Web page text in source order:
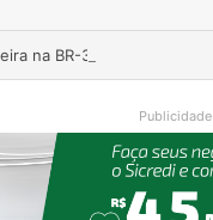
na BR-386, em Triunfo
Publicidade